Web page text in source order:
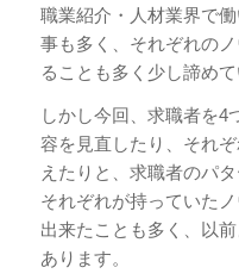
職業紹介・人材業界で
事も多く、それぞれの
ることも多く少し諦め
しかし今回、求職者を4
容を見直したり、それ
えたりと、求職者のパ
それぞれが持っていた
出来たことも多く、以
あります。